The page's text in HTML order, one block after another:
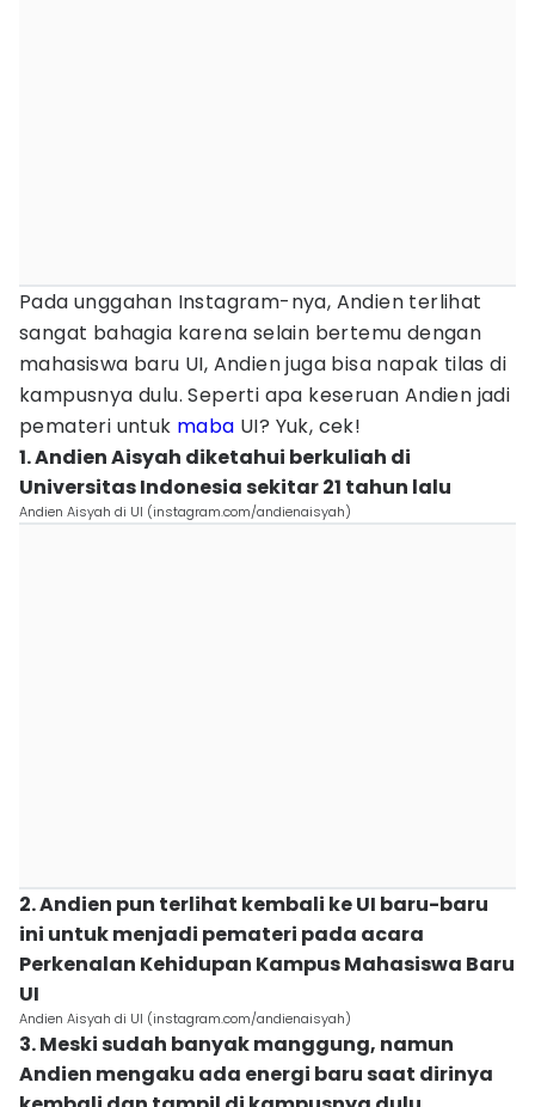
Pada unggahan Instagram-nya, Andien terlihat
sangat bahagia karena selain bertemu dengan
mahasiswa baru UI, Andien juga bisa napak tilas di
kampusnya dulu. Seperti apa keseruan Andien jadi
pemateri untuk maba UI? Yuk, cek!
1. Andien Aisyah diketahui berkuliah di
Universitas Indonesia sekitar 21 tahun lalu
Andien Aisyah di UI (instagram.com/andienaisyah)
2. Andien pun terlihat kembali ke UI baru-baru
ini untuk menjadi pemateri pada acara
Perkenalan Kehidupan Kampus Mahasiswa Baru
UI
Andien Aisyah di UI (instagram.com/andienaisyah)
3. Meski sudah banyak manggung, namun
Andien mengaku ada energi baru saat dirinya